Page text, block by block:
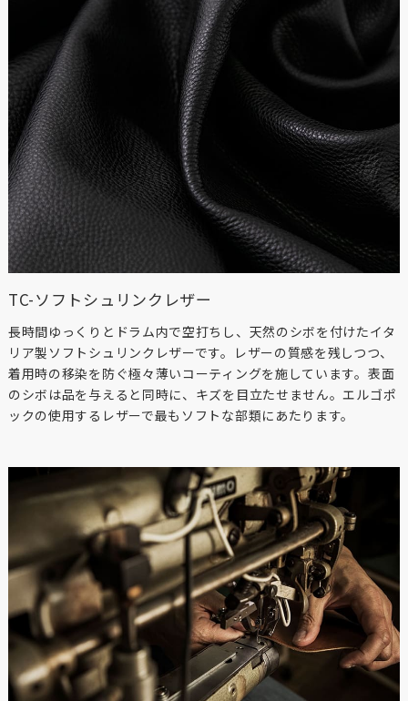
TC-ソフトシュリンクレザー
長時間ゆっくりとドラム内で空打ちし、天然のシボを付けたイタ
リア製ソフトシュリンクレザーです。レザーの質感を残しつつ、
着用時の移染を防ぐ極々薄いコーティングを施しています。表面
のシボは品を与えると同時に、キズを目立たせません。エルゴポ
ックの使用するレザーで最もソフトな部類にあたります。